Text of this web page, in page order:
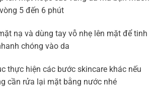
5 đến 6 phút
nạ và dùng tay vỗ nhẹ lên mặt để tinh
chóng vào da
thực hiện các bước skincare khác nếu
cần rửa lại mặt bằng nước nhé